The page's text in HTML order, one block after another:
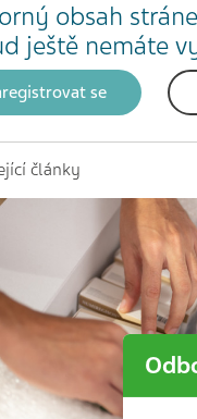
obsah
ještě nemáte
se
články